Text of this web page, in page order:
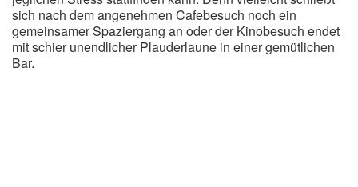
sich nach dem angenehmen Cafebesuch noch ein
gemeinsamer Spaziergang an oder der Kinobesuch endet
mit schier unendlicher Plauderlaune in einer gemütlichen
Bar.